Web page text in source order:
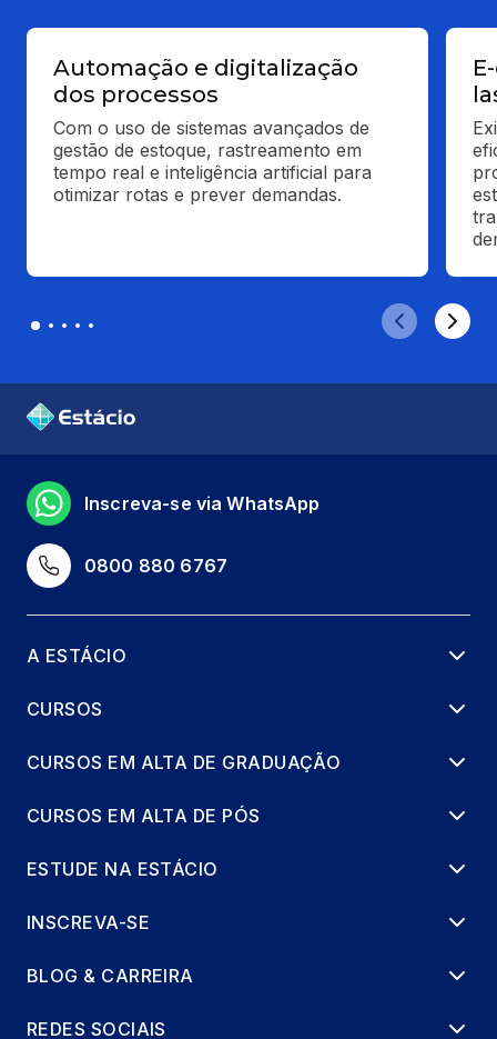
Automação e digitalização
dos processos
Com o uso de sistemas avançados de
gestão de estoque, rastreamento em
tempo real e inteligência artificial para
otimizar rotas e prever demandas.
0800 880 6767
Inscreva-se via WhatsApp
A ESTÁCIO
CURSOS
CURSOS EM ALTA DE GRADUAÇÃO
CURSOS EM ALTA DE PÓS
ESTUDE NA ESTÁCIO
INSCREVA-SE
BLOG & CARREIRA
REDES SOCIAIS